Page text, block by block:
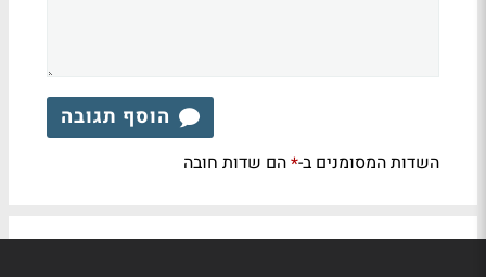
הוסף תגובה
השדות המסומנים ב-*הם שדות חובה